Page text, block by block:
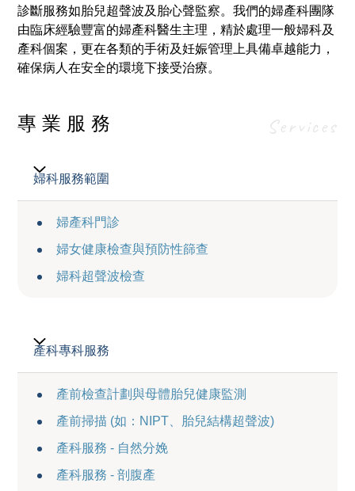
診斷服務如胎兒超聲波及胎心聲監察。我們的婦產科團隊
由臨床經驗豐富的婦產科醫生主理，精於處理一般婦科及
產科個案，更在各類的手術及妊娠管理上具備卓越能力，
確保病人在安全的環境下接受治療。
專業服務 Services
婦科服務範圍
婦產科門診
婦女健康檢查與預防性篩查
婦科超聲波檢查
產科專科服務
產前檢查計劃與母體胎兒健康監測
產前掃描 (如：NIPT、胎兒結構超聲波)
產科服務 - 自然分娩
產科服務 - 剖腹產